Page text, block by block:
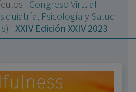
| Congreso Virtual
Psicología y Salud
| XXIV Edición XXIV 2023